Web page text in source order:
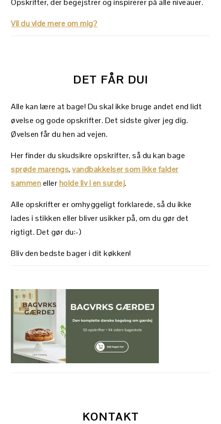
Opskrifter, der begejstrer og inspirerer på alle niveauer.
Vil du vide mere om mig?
DET FÅR DU!
Alle kan lære at bage! Du skal ikke bruge andet end lidt
øvelse og gode opskrifter. Det sidste giver jeg dig.
Øvelsen får du hen ad vejen.
Her finder du skudsikre opskrifter, så du kan bage
sprøde marengs,vandbakkelser som ikke falder
sammenellerholde liv i en surdej.
Alle opskrifter er omhyggeligt forklarede, så du ikke
lades i stikken eller bliver usikker på, om du gør det
rigtigt. Det gør du:-)
Bliv den bedste bager i dit køkken!
KONTAKT